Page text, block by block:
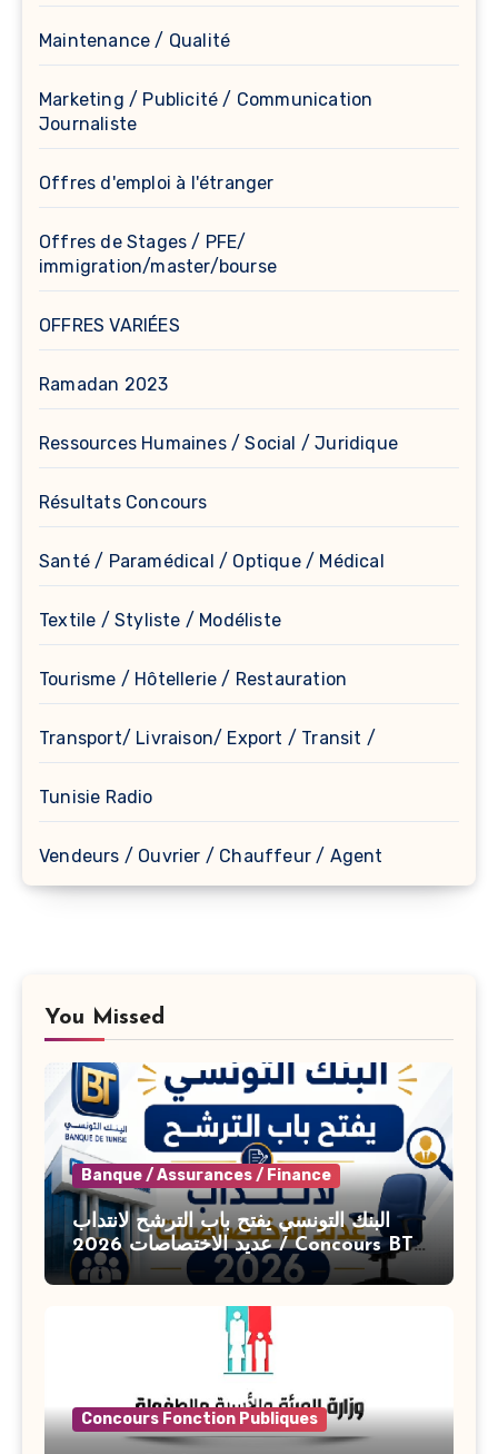
Maintenance / Qualité
Marketing / Publicité / Communication
Journaliste
Offres d'emploi à l'étranger
Offres de Stages / PFE/
immigration/master/bourse
OFFRES VARIÉES
Ramadan 2023
Ressources Humaines / Social / Juridique
Résultats Concours
Santé / Paramédical / Optique / Médical
Textile / Styliste / Modéliste
Tourisme / Hôtellerie / Restauration
Transport/ Livraison/ Export / Transit /
Tunisie Radio
Vendeurs / Ouvrier / Chauffeur / Agent
You Missed
Banque / Assurances / Finance
البنك التونسي يفتح باب الترشح لانتداب
عديد الاختصاصات 2026 / Concours BT
Banque de Tunisie 2026
Concours Fonction Publiques